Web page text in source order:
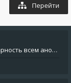
Перейти
Хочу выразить искреннюю благодарность всем анонимным пользователям, которые поддержали наше сообщество финансово. Благод